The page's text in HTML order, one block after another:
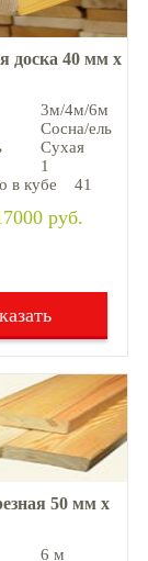
доска 40 мм х
3м/4м/6м
Сосна/ель
Сухая
1
в кубе
41
руб.
50 мм х
6 м